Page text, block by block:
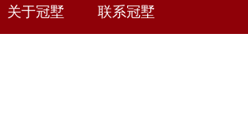
关于冠墅 联系冠墅